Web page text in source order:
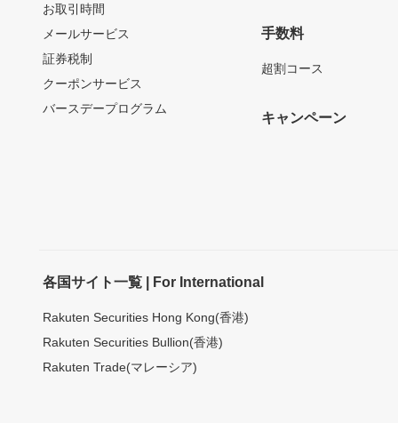
お取引時間
メールサービス
証券税制
クーポンサービス
バースデープログラム
手数料
超割コース
キャンペーン
各国サイト一覧 | For International
Rakuten Securities Hong Kong(香港)
Rakuten Securities Bullion(香港)
Rakuten Trade(マレーシア)